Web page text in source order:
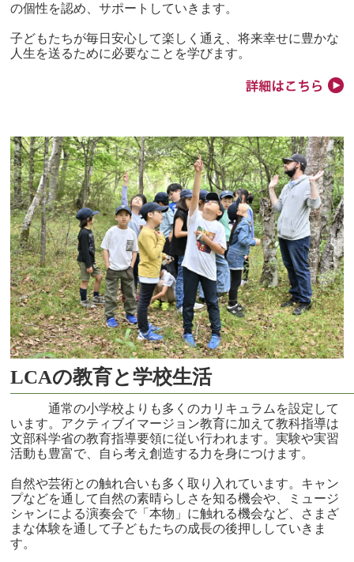
の個性を認め、サポートしていきます。
子どもたちが毎日安心して楽しく通え、将来幸せに豊かな
人生を送るために必要なことを学びます。
LCAの教育と学校生活
通常の小学校よりも多くのカリキュラムを設定して
います。アクティブイマージョン教育に加えて教科指導は
文部科学省の教育指導要領に従い行われます。実験や実習
活動も豊富で、自ら考え創造する力を身につけます。
自然や芸術との触れ合いも多く取り入れています。キャン
プなどを通して自然の素晴らしさを知る機会や、ミュージ
シャンによる演奏会で「本物」に触れる機会など、さまざ
まな体験を通して子どもたちの成長の後押ししていきま
す。